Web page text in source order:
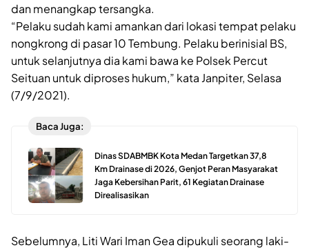
dan menangkap tersangka.
“Pelaku sudah kami amankan dari lokasi tempat pelaku
nongkrong di pasar 10 Tembung. Pelaku berinisial BS,
untuk selanjutnya dia kami bawa ke Polsek Percut
Seituan untuk diproses hukum,” kata Janpiter, Selasa
(7/9/2021).
Baca Juga:
Dinas SDABMBK Kota Medan Targetkan 37,8
Km Drainase di 2026, Genjot Peran Masyarakat
Jaga Kebersihan Parit, 61 Kegiatan Drainase
Direalisasikan
Sebelumnya, Liti Wari Iman Gea dipukuli seorang laki-